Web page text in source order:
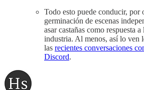
Todo esto puede conducir, por
germinación de escenas
asar castañas como respuesta
industria. Al menos, así lo ven
las recientes conversaciones
Discord.